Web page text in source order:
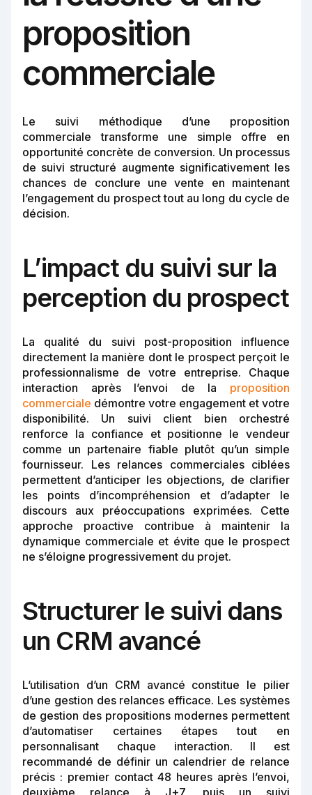
proposition
commerciale
Le suivi méthodique d’une proposition
commerciale transforme une simple offre en
opportunité concrète de conversion. Un processus
de suivi structuré augmente significativement les
chances de conclure une vente en maintenant
l’engagement du prospect tout au long du cycle de
décision.
L’impact du suivi sur la
perception du prospect
La qualité du suivi post-proposition influence
directement la manière dont le prospect perçoit le
professionnalisme de votre entreprise. Chaque
interaction après l’envoi de la proposition
commerciale démontre votre engagement et votre
disponibilité. Un suivi client bien orchestré
renforce la confiance et positionne le vendeur
comme un partenaire fiable plutôt qu’un simple
fournisseur. Les relances commerciales ciblées
permettent d’anticiper les objections, de clarifier
les points d’incompréhension et d’adapter le
discours aux préoccupations exprimées. Cette
approche proactive contribue à maintenir la
dynamique commerciale et évite que le prospect
ne s’éloigne progressivement du projet.
Structurer le suivi dans
un CRM avancé
L’utilisation d’un CRM avancé constitue le pilier
d’une gestion des relances efficace. Les systèmes
de gestion des propositions modernes permettent
d’automatiser certaines étapes tout en
personnalisant chaque interaction. Il est
recommandé de définir un calendrier de relance
précis : premier contact 48 heures après l’envoi,
deuxième relance à J+7, puis un suivi